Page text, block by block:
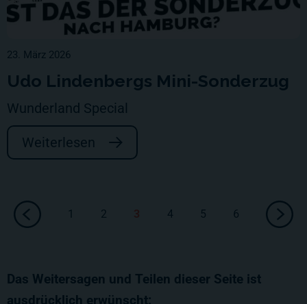
23. März 2026
Udo Lindenbergs Mini-Sonderzug
Wunderland Special
Weiterlesen
1 2 4 5 6
Das Weitersagen und Teilen dieser Seite ist
ausdrücklich erwünscht: